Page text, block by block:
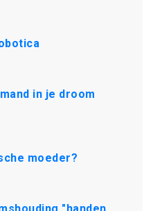
in je droom
moeder?